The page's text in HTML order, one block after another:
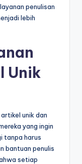
penulisan
lebih
Unik
unik dan
yang ingin
tanpa harus
bantuan penulis
setiap